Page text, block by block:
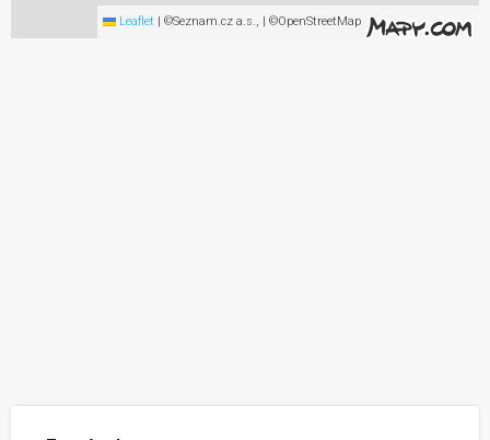
Leaflet | ©Seznam.cz a.s., | ©OpenStreetMap